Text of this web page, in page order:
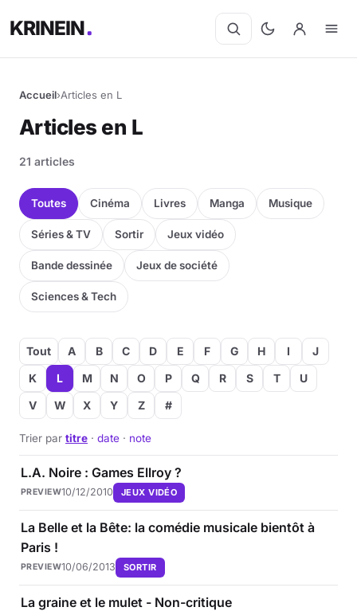
KRINEIN
Accueil›Articles en L
Articles en L
21 articles
Toutes Cinéma Livres Manga Musique
Séries & TV Sortir Jeux vidéo
Bande dessinée Jeux de société
Sciences & Tech
Tout A B C D E F G H I
J
K
L M N O P Q R S T
U
V
W X Y Z #
Trier par titre · date · note
L.A. Noire : Games Ellroy ?
PREVIEW10/12/2010 JEUX VIDÉO
La Belle et la Bête: la comédie musicale bientôt à
Paris !
PREVIEW10/06/2013 SORTIR
La graine et le mulet - Non-critique